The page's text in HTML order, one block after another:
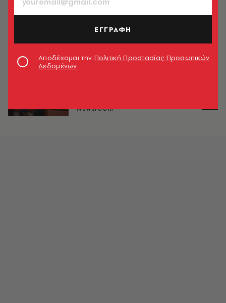
Newsroom
ΠΟΛΙΤΙΚΗ & ΟΙΚΟΝΟΜΙΑ
Newsroom
ΕΓΓΡΑΦΗ
Αποδέχομαι την Πολιτική Προστασίας Προσωπικών
Δεδομένων